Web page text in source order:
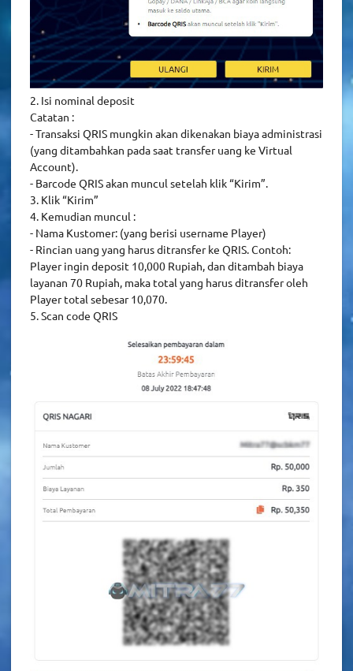
2. Isi nominal deposit
Catatan :
- Transaksi QRIS mungkin akan dikenakan biaya administrasi
(yang ditambahkan pada saat transfer uang ke Virtual
Account).
- Barcode QRIS akan muncul setelah klik “Kirim”.
3. Klik “Kirim”
4. Kemudian muncul :
- Nama Kustomer: (yang berisi username Player)
- Rincian uang yang harus ditransfer ke QRIS. Contoh:
Player ingin deposit 10,000 Rupiah, dan ditambah biaya
layanan 70 Rupiah, maka total yang harus ditransfer oleh
Player total sebesar 10,070.
5. Scan code QRIS